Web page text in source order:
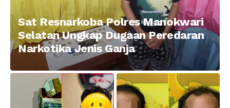
Sat Resnarkoba Polres Manokwari
Selatan Ungkap Dugaan Peredaran
Narkotika Jenis Ganja